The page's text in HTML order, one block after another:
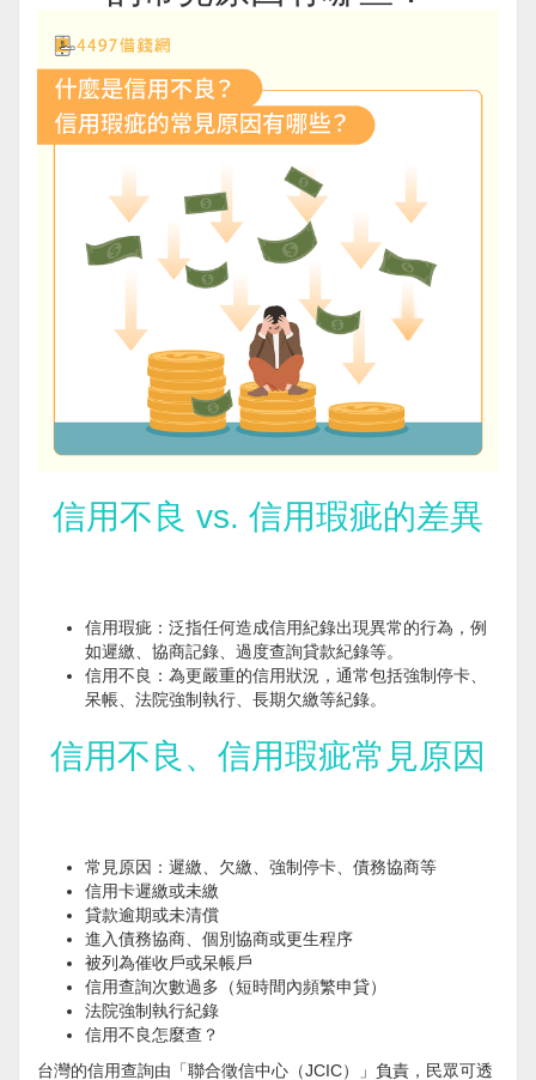
信用不良 vs. 信用瑕疵的差異
信用瑕疵：泛指任何造成信用紀錄出現異常的行為，例
如遲繳、協商記錄、過度查詢貸款紀錄等。
信用不良：為更嚴重的信用狀況，通常包括強制停卡、
呆帳、法院強制執行、長期欠繳等紀錄。
信用不良、信用瑕疵常見原因
常見原因：遲繳、欠繳、強制停卡、債務協商等
信用卡遲繳或未繳
貸款逾期或未清償
進入債務協商、個別協商或更生程序
被列為催收戶或呆帳戶
信用查詢次數過多（短時間內頻繁申貸）
法院強制執行紀錄
信用不良怎麼查？
台灣的信用查詢由「聯合徵信中心（JCIC）」負責，民眾可透